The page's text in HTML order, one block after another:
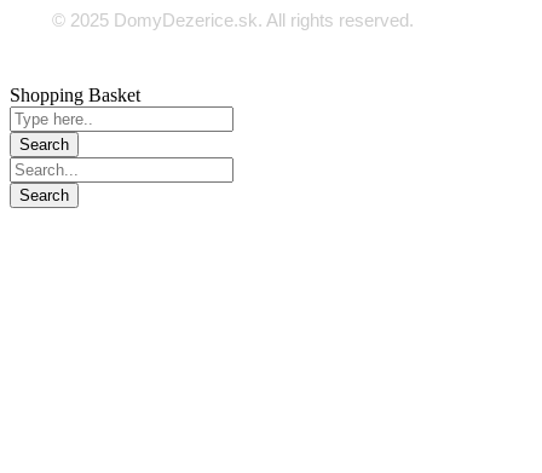
© 2025 DomyDezerice.sk. All rights reserved.
Shopping Basket